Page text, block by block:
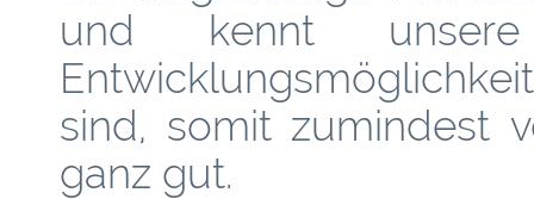
und kennt
sind, somit zumindest
ganz gut.